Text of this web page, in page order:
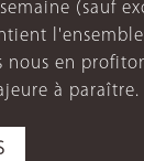
(sauf
nous en
à